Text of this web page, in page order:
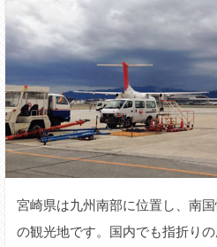
宮崎県は九州南部に位置し、南
の観光地です。国内でも指折り